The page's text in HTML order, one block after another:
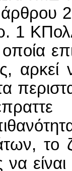
το